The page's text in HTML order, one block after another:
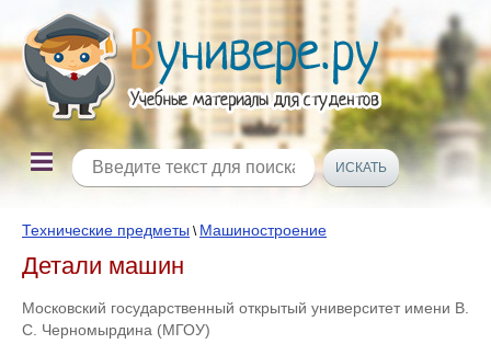
Технические предметы \ Машиностроение
Детали машин
Московский государственный открытый университет имени В.
С. Черномырдина (МГОУ)